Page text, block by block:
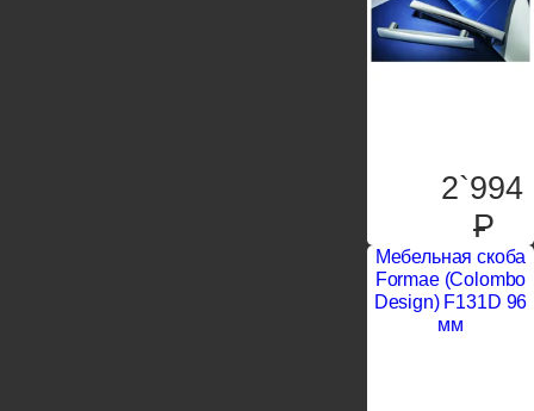
2`994
P
Мебельная скоба
Formae (Colombo
Design) F131D 96
мм